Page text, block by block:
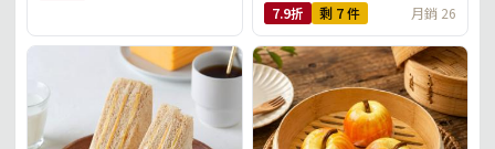
7.9折 剩 7 件 月銷 26